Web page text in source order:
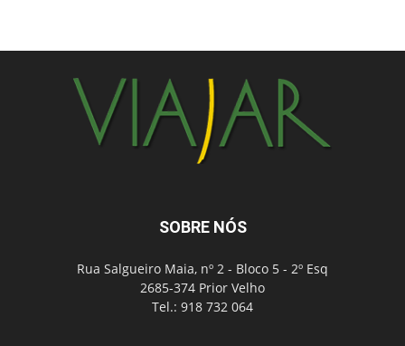
SOBRE NÓS
Rua Salgueiro Maia, nº 2 - Bloco 5 - 2º Esq
2685-374 Prior Velho
Tel.: 918 732 064